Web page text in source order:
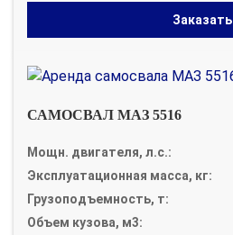
Заказать
САМОСВАЛ МАЗ 5516
Мощн. двигателя, л.с.:
Эксплуатационная масса, кг:
Грузоподъемность, т:
Объем кузова, м3: